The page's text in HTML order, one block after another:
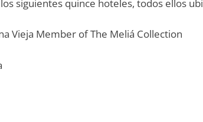
siguientes quince hoteles, todos ellos
Vieja Member of The Meliá Collection